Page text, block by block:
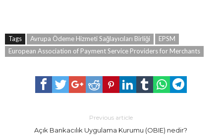
Tags Avrupa Ödeme Hizmeti Sağlayıcıları Birliği
EPSM
European Association of Payment Service Providers for Merchants
Previous article
Açık Bankacılık Uygulama Kurumu (OBIE) nedir?